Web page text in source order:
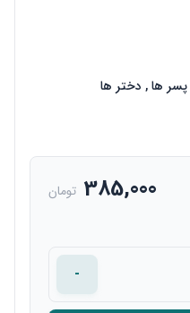
پسر ها , دختر ها
385,000 تومان
-